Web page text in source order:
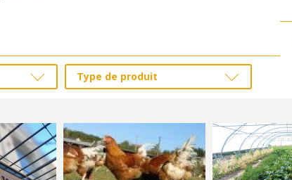
Type de produit